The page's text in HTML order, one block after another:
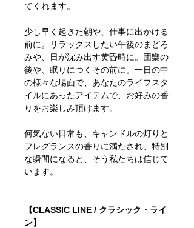
てくれます。
少し早く起きた朝や、仕事に出かける
前に。リラックスしたい午後のまどろ
みや、日が沈み出す黄昏時に。団欒の
後や、眠りにつくその前に。一日の中
の様々な場面で、あなたのライフスタ
イルにあったアイテムで、お好みの香
りをお楽しみ頂けます。
何気ない日常も、キャンドルの灯りと
フレグランスの香りに満たされ、特別
な瞬間になると、そう私たちは信じて
います。
【CLASSIC LINE / クラシック・ライ
ン】